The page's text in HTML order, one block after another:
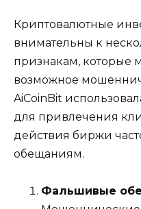
Криптовалютные
внимательны к
признакам, которые
возможное
AiCoinBit
для привлечения
действия биржи
обещаниям.
Фальшивые